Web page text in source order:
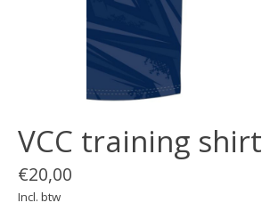
VCC training shirt
€20,00
Incl. btw